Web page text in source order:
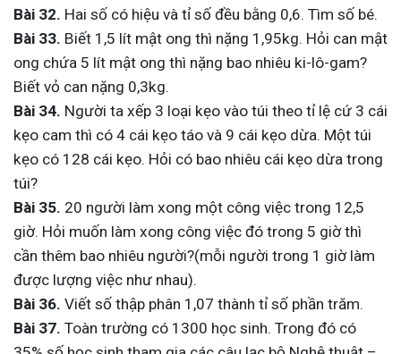
Bài 32. Hai số có hiệu và tỉ số đều bằng 0,6. Tìm số bé.
Bài 33. Biết 1,5 lít mật ong thì nặng 1,95kg. Hỏi can mật
ong chứa 5 lít mật ong thì nặng bao nhiêu ki-lô-gam?
Biết vỏ can nặng 0,3kg.
Bài 34. Người ta xếp 3 loại kẹo vào túi theo tỉ lệ cứ 3 cái
kẹo cam thì có 4 cái kẹo táo và 9 cái kẹo dừa. Một túi
kẹo có 128 cái kẹo. Hỏi có bao nhiêu cái kẹo dừa trong
túi?
Bài 35. 20 người làm xong một công việc trong 12,5
giờ. Hỏi muốn làm xong công việc đó trong 5 giờ thì
cần thêm bao nhiêu người?(mỗi người trong 1 giờ làm
được lượng việc như nhau).
Bài 36. Viết số thập phân 1,07 thành tỉ số phần trăm.
Bài 37. Toàn trường có 1300 học sinh. Trong đó có